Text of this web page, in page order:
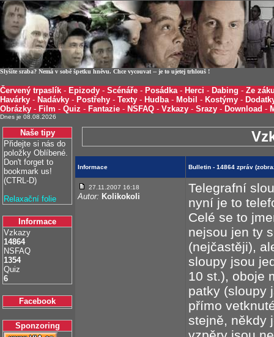
Slyšíte sraba? Nemá v sobě špetku hněvu. Chce vycouvat -- je to ujetej trhlouš !
Červený trpaslík - Epizody - Scénáře - Posádka- Herci - Dabing - Ze
Havárky - Nadávky - Postřehy - Texty - Hudba- Mobil - Kostýmy -
Obrázky - Film - Quiz - Fantazie - NSFAQ - Vzkazy - Srazy - Download -
Dnes je 08.08.2026
Naše tipy
Přidejte si nás do
položky Oblíbené.
Don't forget to
bookmark us!
(CTRL-D)
Relaxační folie
Informace
Vzkazy
14864
NSFAQ
1354
Quiz
6
Facebook
Sponzoring
Informace Bulletin - 14864 zpráv
27.11.2007 16:18
Autor: Kolikokoli
Telegrafní
nyní je to
Celé se to
nejsou jen ty
(nejčastěji),
sloupy jsou
10 st.), oboje
patky (sloupy
přímo
stejně, někdy